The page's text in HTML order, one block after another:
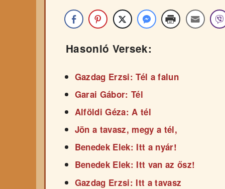
Hasonló Versek:
Gazdag Erzsi: Tél a falun
Garai Gábor: Tél
Alföldi Géza: A tél
Jön a tavasz, megy a tél,
Benedek Elek: Itt a nyár!
Benedek Elek: Itt van az ősz!
Gazdag Erzsi: Itt a tavasz